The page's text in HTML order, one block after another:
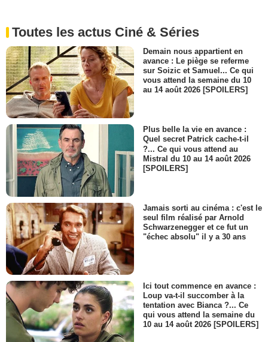
Toutes les actus Ciné & Séries
Demain nous appartient en
avance : Le piège se referme
sur Soizic et Samuel... Ce qui
vous attend la semaine du 10
au 14 août 2026 [SPOILERS]
Plus belle la vie en avance :
Quel secret Patrick cache-t-il
?... Ce qui vous attend au
Mistral du 10 au 14 août 2026
[SPOILERS]
Jamais sorti au cinéma : c'est le
seul film réalisé par Arnold
Schwarzenegger et ce fut un
"échec absolu" il y a 30 ans
Ici tout commence en avance :
Loup va-t-il succomber à la
tentation avec Bianca ?... Ce
qui vous attend la semaine du
10 au 14 août 2026 [SPOILERS]